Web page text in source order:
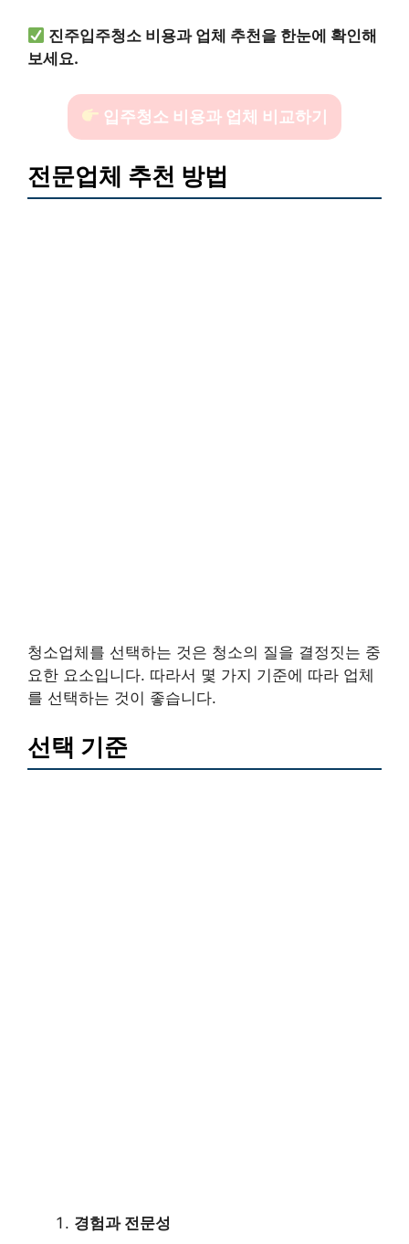
진주입주청소 비용과 업체 추천을 한눈에 확인해
보세요.
입주청소 비용과 업체 비교하기
전문업체 추천 방법
청소업체를 선택하는 것은 청소의 질을 결정짓는 중
요한 요소입니다. 따라서 몇 가지 기준에 따라 업체
를 선택하는 것이 좋습니다.
선택 기준
경험과 전문성